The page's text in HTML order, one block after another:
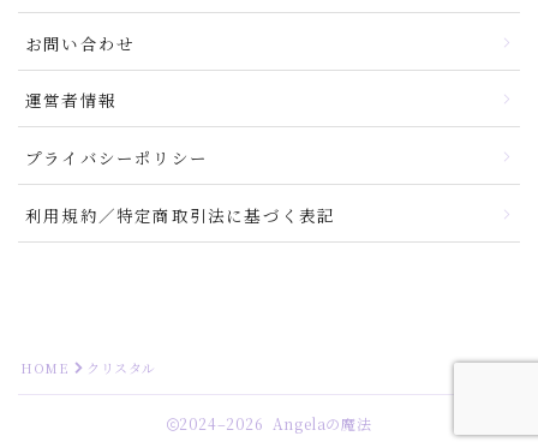
お問い合わせ
運営者情報
プライバシーポリシー
利用規約／特定商取引法に基づく表記
HOME クリスタル
2024–2026 Angelaの魔法